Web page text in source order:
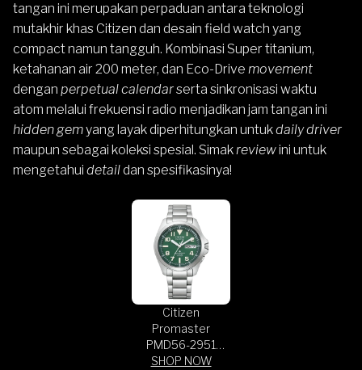
tangan ini merupakan perpaduan antara teknologi
mutakhir khasCitizen dan desain field watch yang
compact namun tangguh. Kombinasi Super titanium,
ketahanan air 200 meter, dan Eco-Drive movement
dengan perpetual calendarserta sinkronisasi waktu
atom melalui frekuensi radio menjadikan jam tangan ini
hidden gemyang layak diperhitungkan untukdaily driver
maupun sebagai koleksi spesial. Simakreviewini untuk
mengetahui detaildan spesifikasinya!
Citizen
Promaster
PMD56-2951
Land Eco Drive
SHOP NOW